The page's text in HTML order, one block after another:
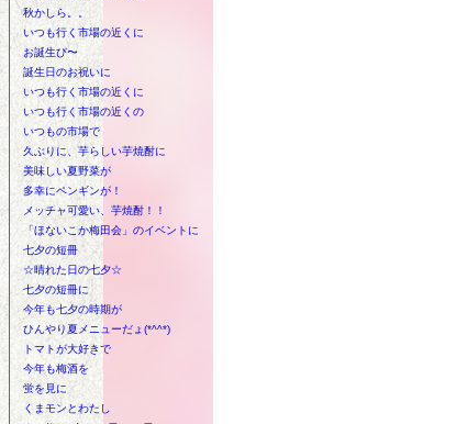
秋かしら。。
いつも行く市場の近くに
お誕生び〜
誕生日のお祝いに
いつも行く市場の近くに
いつも行く市場の近くの
いつもの市場で
久ぶりに、芋らしい芋焼酎に
美味しい夏野菜が
多幸にペンギンが！
メッチャ可愛い、芋焼酎！！
「ほないこか梅田会」のイベントに
七夕の短冊
☆晴れた日の七夕☆
七夕の短冊に
今年も七夕の時期が
ひんやり夏メニューだょ(*^^*)
トマトが大好きで
今年も梅酒を
蛍を見に
くまモンとわたし